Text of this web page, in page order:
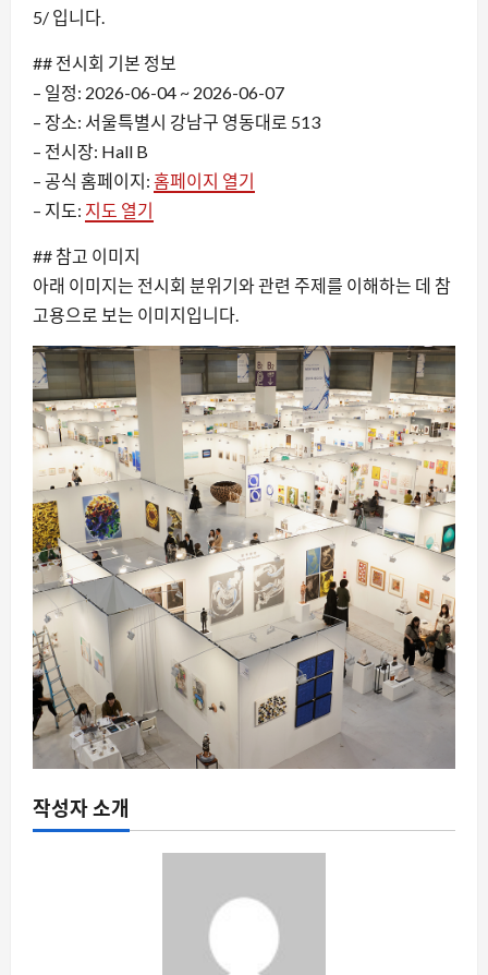
5/ 입니다.
## 전시회 기본 정보
– 일정: 2026-06-04 ~ 2026-06-07
– 장소: 서울특별시 강남구 영동대로 513
– 전시장: Hall B
– 공식 홈페이지: 홈페이지 열기
– 지도: 지도 열기
## 참고 이미지
아래 이미지는 전시회 분위기와 관련 주제를 이해하는 데 참
고용으로 보는 이미지입니다.
작성자 소개